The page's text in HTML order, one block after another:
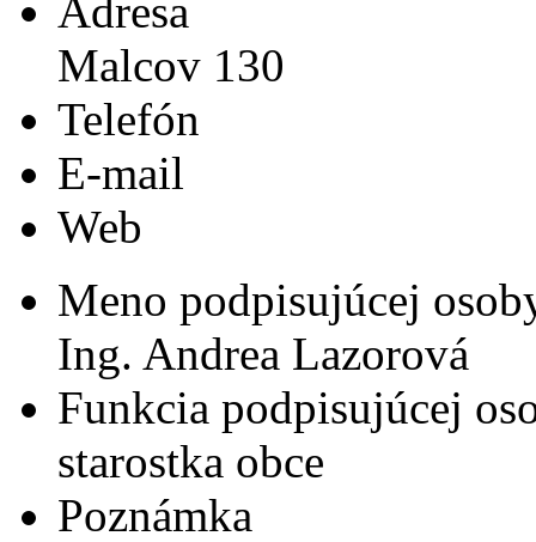
Adresa
Malcov 130
Telefón
E-mail
Web
Meno podpisujúcej
Ing. Andrea Lazorová
Funkcia podpisujúcej
starostka obce
Poznámka